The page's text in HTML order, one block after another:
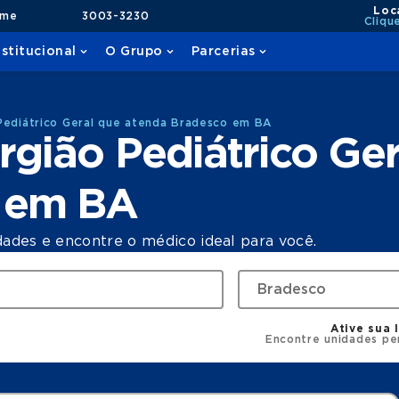
3003-3230
O Grupo Parcerias
Geral que atenda Bradesco em BA
Pediátrico
BA
e encontre o médico ideal para você.
Ative sua
Encontre unidades